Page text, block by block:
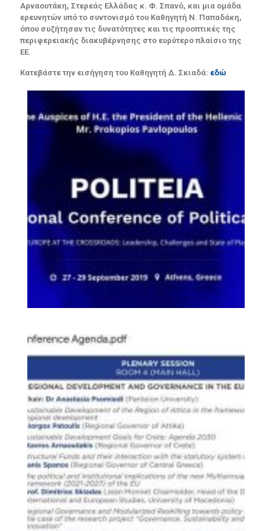
Αρναουτάκη, Στερεάς Ελλάδας κ. Φ. Σπανό, και μια ομάδα
ερευνητών υπό το συντονισμό του Καθηγητή Ν. Παπαδάκη,
όπου συζήτησαν τις δυνατότητες και τις προοπτικές της
περιφερειακής διακυβέρνησης στο ευρύτερο πλαίσιο της
ΕΕ.
Κατεβάστε την εισήγηση του Kαθηγητή Δ. Σκιαδά: εδώ